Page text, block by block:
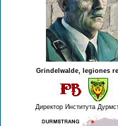
Grindelwalde, legiones
Директор Института